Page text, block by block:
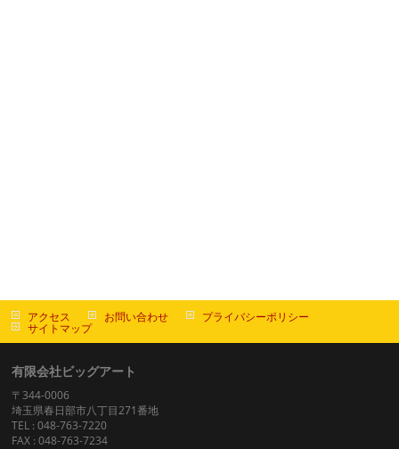
アクセス お問い合わせ プライバシーポリシー
サイトマップ
有限会社ビッグアート
〒344-0006
埼玉県春日部市八丁目271番地
TEL : 048-763-7220
FAX : 048-763-7234